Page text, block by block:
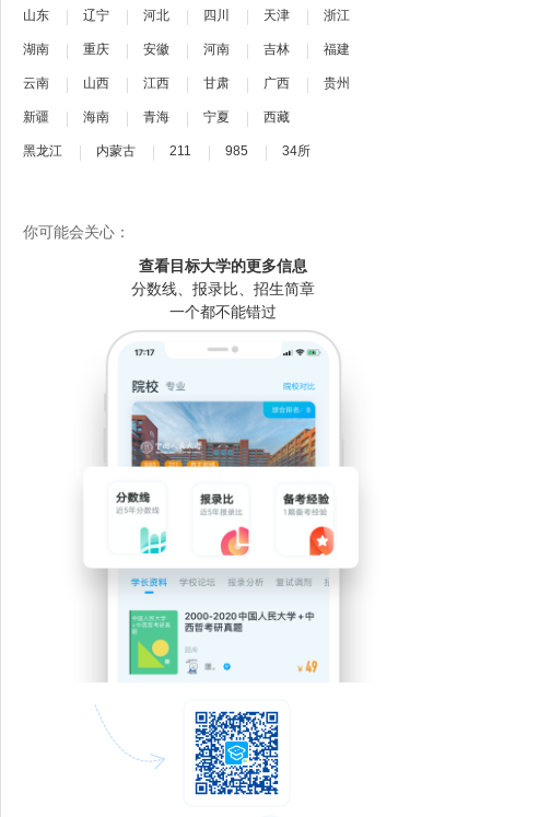
山东 辽宁 河北 四川 天津 浙江
湖南 重庆 安徽 河南 吉林 福建
云南 山西 江西 甘肃 广西 贵州
新疆 海南 青海 宁夏 西藏
黑龙江 内蒙古 211 985 34所
你可能会关心：
查看目标大学的更多信息
分数线、报录比、招生简章
一个都不能错过